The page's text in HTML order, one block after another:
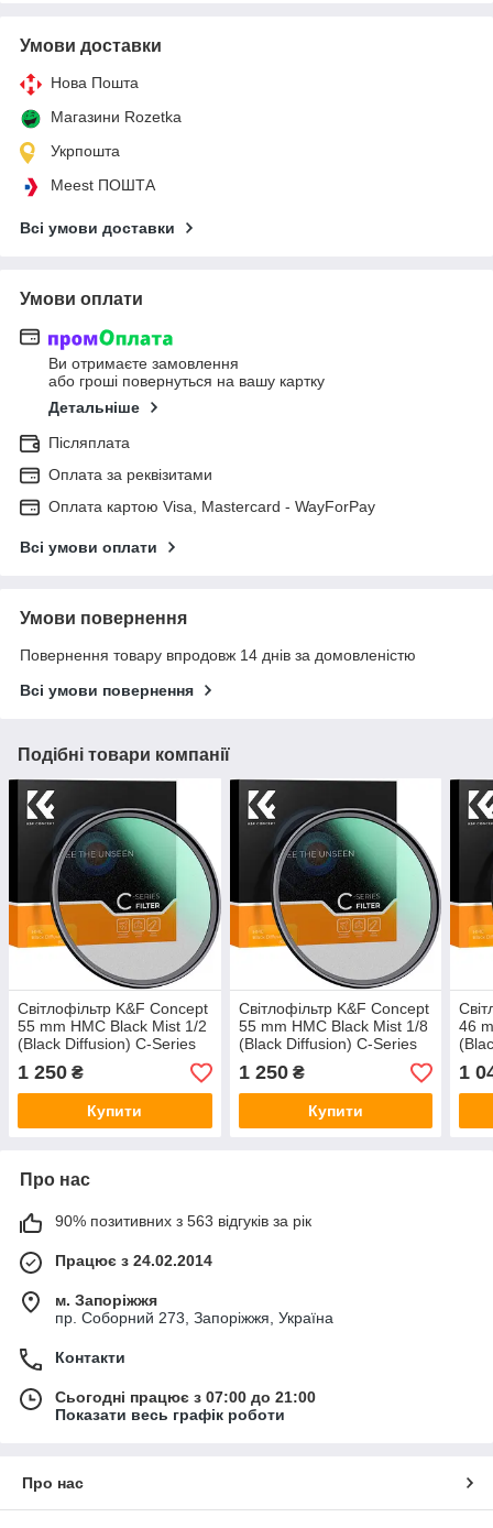
Умови доставки
Нова Пошта
Магазини Rozetka
Укрпошта
Meest ПОШТА
Всі умови доставки
Умови оплати
Ви отримаєте замовлення
або гроші повернуться на вашу картку
Детальніше
Післяплата
Оплата за реквізитами
Оплата картою Visa, Mastercard - WayForPay
Всі умови оплати
Умови повернення
Повернення товару впродовж 14 днів за домовленістю
Всі умови повернення
Подібні товари компанії
Світлофільтр K&F Concept
55 mm HMC Black Mist 1/2
(Black Diffusion) C-Series
1 250 ₴
Купити
Світлофільтр K&F Concept
55 mm HMC Black Mist 1/8
(Black Diffusion) C-Series
1 250₴
Купити
46
1
Про нас
90% позитивних з 563 відгуків за рік
Працює з 24.02.2014
м. Запоріжжя
пр. Соборний 273, Запоріжжя, Україна
Контакти
Сьогодні працює з 07:00 до 21:00
Показати весь графік роботи
Про нас